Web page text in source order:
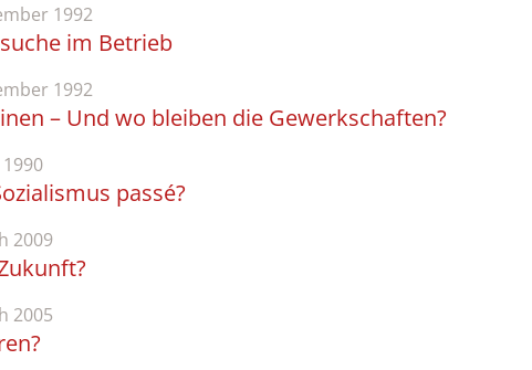
1992
im Betrieb
1992
– Und wo bleiben die Gewerkschaften?
passé?
2009
2005